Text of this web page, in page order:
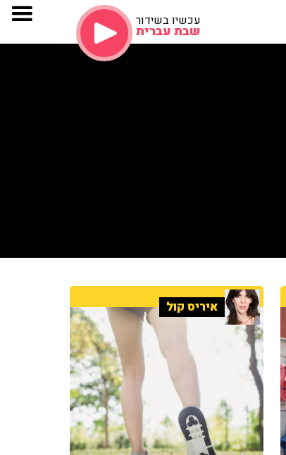
עכשיו בשידור
שבת עברית
איריס קול